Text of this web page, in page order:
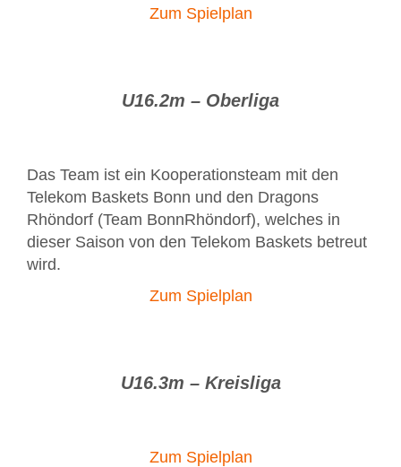
Zum Spielplan
U16.2m – Oberliga
Das Team ist ein Kooperationsteam mit den
Telekom Baskets Bonn und den Dragons
Rhöndorf (Team BonnRhöndorf), welches in
dieser Saison von den Telekom Baskets betreut
wird.
Zum Spielplan
U16.3m – Kreisliga
Zum Spielplan